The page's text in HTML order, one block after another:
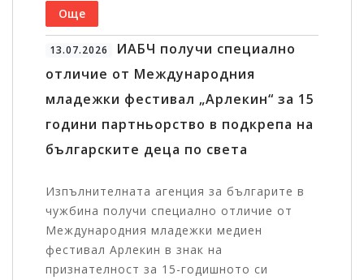
Още
13.07.2026
ИАБЧ получи специално
отличие от Международния
младежки фестивал „Арлекин“ за 15
години партньорство в подкрепа на
българските деца по света
Изпълнителната агенция за българите в
чужбина получи специално отличие от
Международния младежки медиен
фестивал Арлекин в знак на
признателност за 15-годишното си